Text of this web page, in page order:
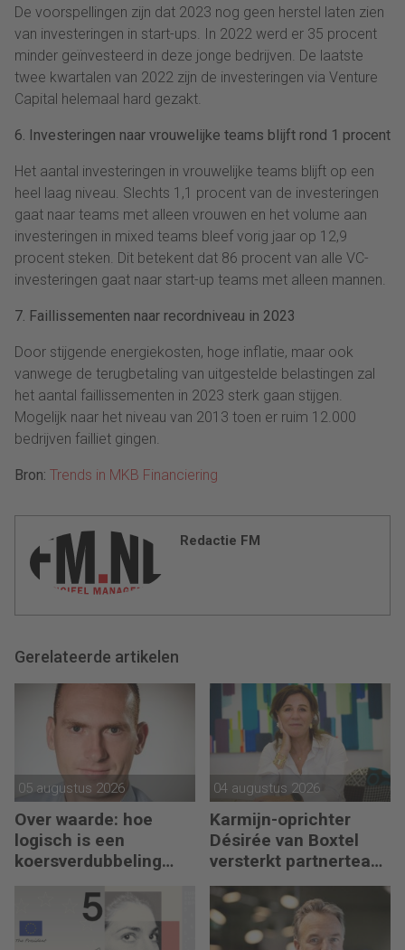
De voorspellingen zijn dat 2023 nog geen herstel laten zien
van investeringen in start-ups. In 2022 werd er 35 procent
minder geïnvesteerd in deze jonge bedrijven. De laatste
twee kwartalen van 2022 zijn de investeringen via Venture
Capital helemaal hard gezakt.
6. Investeringen naar vrouwelijke teams blijft rond 1 procent
Het aantal investeringen in vrouwelijke teams blijft op een
heel laag niveau. Slechts 1,1 procent van de investeringen
gaat naar teams met alleen vrouwen en het volume aan
investeringen in mixed teams bleef vorig jaar op 12,9
procent steken. Dit betekent dat 86 procent van alle VC-
investeringen gaat naar start-up teams met alleen mannen.
7. Faillissementen naar recordniveau in 2023
Door stijgende energiekosten, hoge inflatie, maar ook
vanwege de terugbetaling van uitgestelde belastingen zal
het aantal faillissementen in 2023 sterk gaan stijgen.
Mogelijk naar het niveau van 2013 toen er ruim 12.000
bedrijven failliet gingen.
Bron: Trends in MKB Financiering
Redactie FM
Gerelateerde artikelen
05 augustus 2026
Over waarde: hoe
logisch is een
koersverdubbeling
04 augustus 2026
Karmijn-oprichter
Désirée van Boxtel
versterkt partnerteam
CFO Capabel